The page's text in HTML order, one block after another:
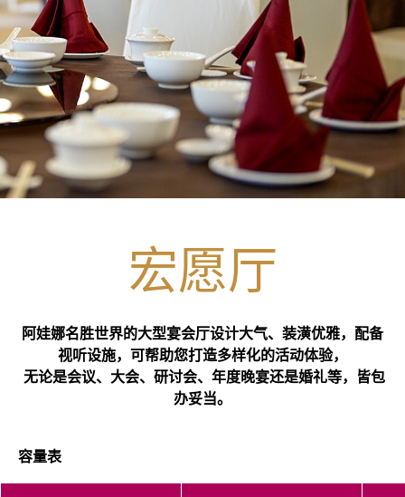
宏愿厅
阿娃娜名胜世界的大型宴会厅设计大气、装潢优雅，配备
视听设施，可帮助您打造多样化的活动体验，
无论是会议、大会、研讨会、年度晚宴还是婚礼等，皆包
办妥当。
容量表